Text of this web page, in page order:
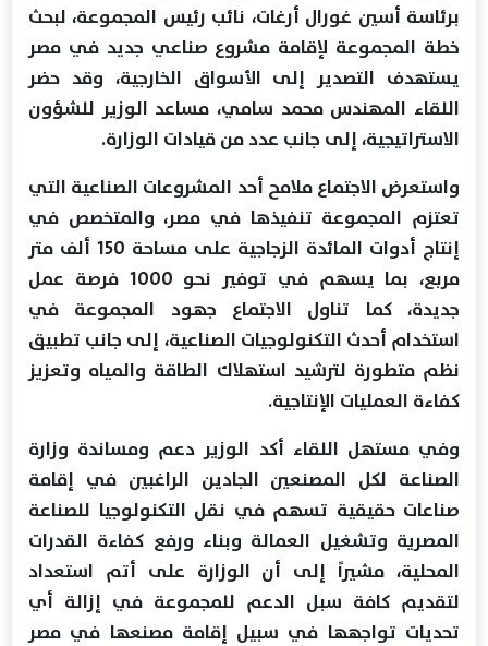
برئاسة أسين غورال أرغات، نائب رئيس المجموعة، لبحث
خطة المجموعة لإقامة مشروع صناعي جديد في مصر
يستهدف التصدير إلى الأسواق الخارجية، وقد حضر
اللقاء المهندس محمد سامي، مساعد الوزير للشؤون
الاستراتيجية، إلى جانب عدد من قيادات الوزارة.
واستعرض الاجتماع ملامح أحد المشروعات الصناعية التي
تعتزم المجموعة تنفيذها في مصر، والمتخصص في
إنتاج أدوات المائدة الزجاجية على مساحة 150 ألف متر
مربع، بما يسهم في توفير نحو 1000 فرصة عمل
جديدة، كما تناول الاجتماع جهود المجموعة في
استخدام أحدث التكنولوجيات الصناعية، إلى جانب تطبيق
نظم متطورة لترشيد استهلاك الطاقة والمياه وتعزيز
كفاءة العمليات الإنتاجية.
وفي مستهل اللقاء أكد الوزير دعم ومساندة وزارة
الصناعة لكل المصنعين الجادين الراغبين في إقامة
صناعات حقيقية تسهم في نقل التكنولوجيا للصناعة
المصرية وتشغيل العمالة وبناء ورفع كفاءة القدرات
المحلية، مشيراً إلى أن الوزارة على أتم استعداد
لتقديم كافة سبل الدعم للمجموعة في إزالة أي
تحديات تواجهها في سبيل إقامة مصنعها في مصر